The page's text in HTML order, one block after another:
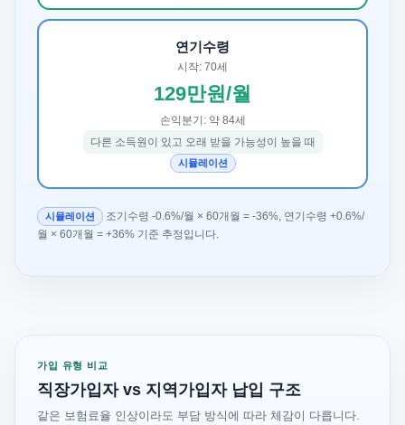
연기수령
시작: 70세
129만원/월
손익분기: 약 84세
다른 소득원이 있고 오래 받을 가능성이 높을 때
시뮬레이션
시뮬레이션
조기수령 -0.6%/월 × 60개월 = -36%, 연기수령 +0.6%/
월 × 60개월 = +36% 기준 추정입니다.
가입 유형 비교
직장가입자 vs 지역가입자 납입 구조
같은 보험료율 인상이라도 부담 방식에 따라 체감이 다릅니다.